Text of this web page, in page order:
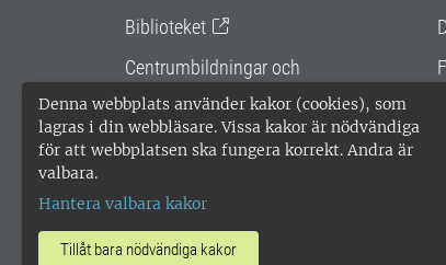
Denna webbplats använder kakor (cookies), som
lagras i din webbläsare. Vissa kakor är nödvändiga
för att webbplatsen ska fungera korrekt. Andra är
valbara.
Hantera valbara kakor
Tillåt bara nödvändiga kakor
Biblioteket
Centrumbildningar och
samarbetsprojekt
Gemensamma verksamhetsstödet